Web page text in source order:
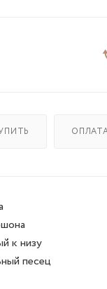
к низу
песец